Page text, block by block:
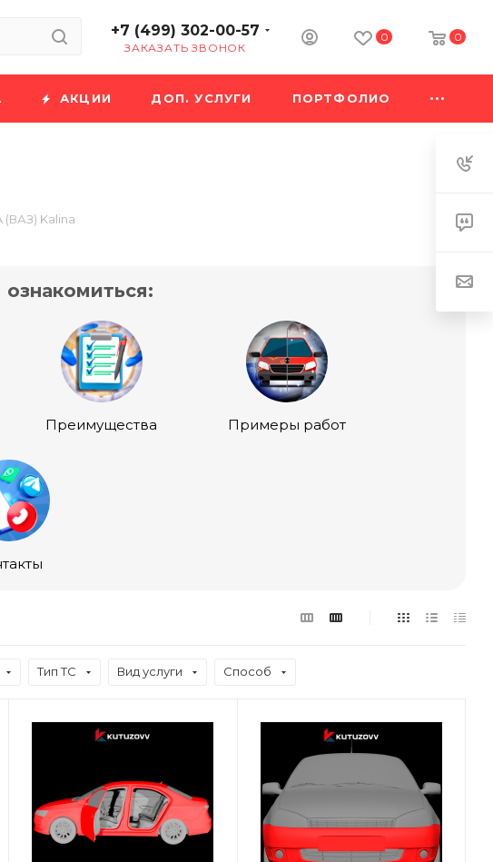
+7 (499) 302-00-57
ЗАКАЗАТЬ ЗВОНОК
0 0
АКЦИИ ДОП. УСЛУГИ ПОРТФОЛИО
(ВАЗ) Kalina
Преимущества Примеры работ
Тип ТС Вид услуги Способ